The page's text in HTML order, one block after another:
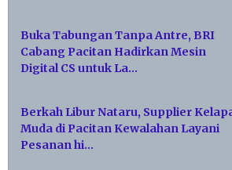
Buka Tabungan Tanpa Antre, BRI
Cabang Pacitan Hadirkan Mesin
Digital CS untuk La…
Berkah Libur Nataru, Supplier
Muda di Pacitan Kewalahan Layani
Pesanan hi…